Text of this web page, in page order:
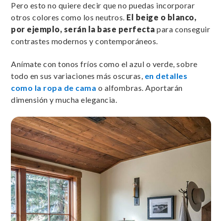
Pero esto no quiere decir que no puedas incorporar
otros colores como los neutros. El beige o blanco,
por ejemplo, serán la base perfectapara conseguir
contrastes modernos y contemporáneos.
Anímate con tonos fríos como el azul o verde, sobre
todo en sus variaciones más oscuras, en detalles
como la ropa de cama o alfombras. Aportarán
dimensión y mucha elegancia.